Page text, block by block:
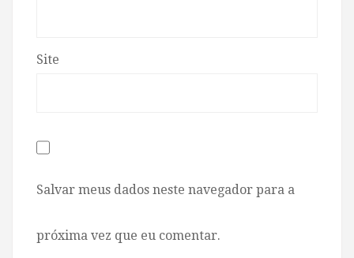
Site
Salvar meus dados neste navegador para a
próxima vez que eu comentar.